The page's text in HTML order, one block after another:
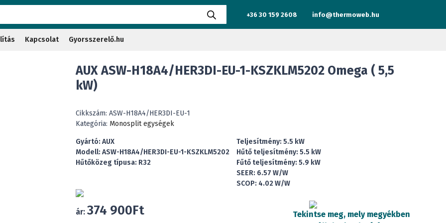
+36 30 159 2608 info@thermoweb.hu
Kapcsolat Gyorsszerelő.hu
AUX ASW-H18A4/HER3DI-EU-1-KSZKLM5202 Omega ( 5,5
kW)
Cikkszám: ASW-H18A4/HER3DI-EU-1
Kategória: Monosplit egységek
Gyártó: AUX
Modell: ASW-H18A4/HER3DI-EU-1-KSZKLM5202
Hűtőközeg típusa: R32
Teljesítmény: 5.5 kW
Hűtő teljesítmény: 5.5 kW
Fűtő teljesítmény: 5.9 kW
SEER: 6.57 W/W
SCOP: 4.02 W/W
ár: 374 900Ft
Tekintse meg, mely megyékben